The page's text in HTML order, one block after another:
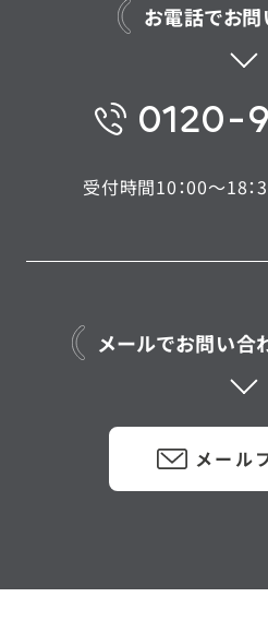
お電話でお
0120-
受付時間10：00〜18：
メールでお問い合
メール